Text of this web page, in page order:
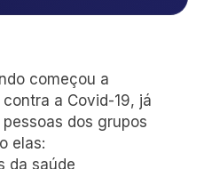
começou a
a Covid-19, já
dos grupos
elas:
da saúde